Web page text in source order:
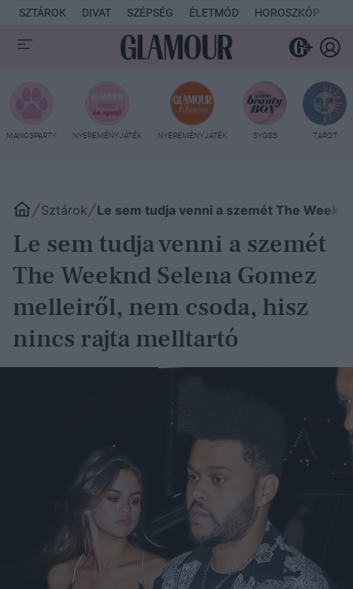
SZTÁROK DIVAT SZÉPSÉG ÉLETMÓD HOROSZKÓP
MANCSPARTY NYEREMÉNYJÁTÉK NYEREMÉNYJÁTÉK SYOSS TAROT
Sztárok Le sem tudja venni a szemét The
Le sem tudja venni a szemét
The Weeknd Selena Gomez
melleiről, nem csoda, hisz
nincs rajta melltartó